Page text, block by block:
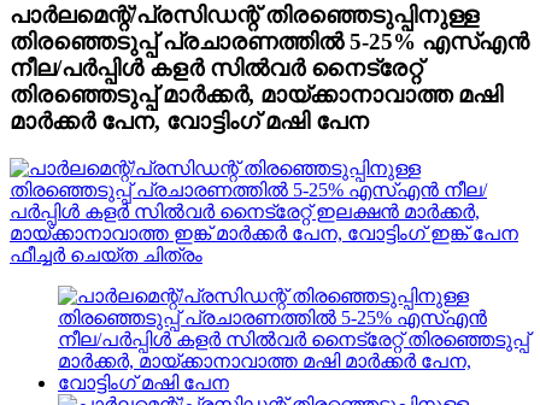
പാർലമെന്റ്/പ്രസിഡന്റ് തിരഞ്ഞെടുപ്പിനുള്ള
തിരഞ്ഞെടുപ്പ് പ്രചാരണത്തിൽ 5-25% എസ്എൻ
നീല/പർപ്പിൾ കളർ സിൽവർ നൈട്രേറ്റ്
തിരഞ്ഞെടുപ്പ് മാർക്കർ, മായ്ക്കാനാവാത്ത മഷി
മാർക്കർ പേന, വോട്ടിംഗ് മഷി പേന